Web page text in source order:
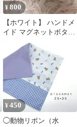
¥800
【ホワイト】 ハンドメ
イド マグネットボタン
ポーチ パール調ビジュ
ー付き
¥450
◯動物リボン（水